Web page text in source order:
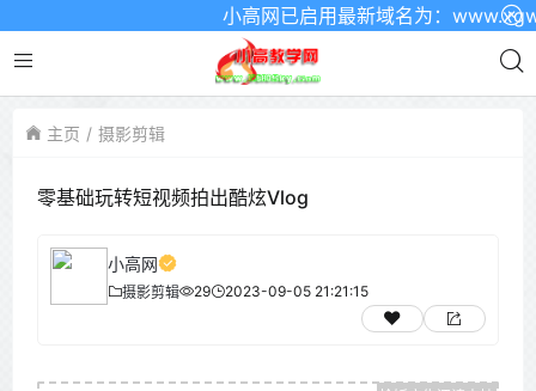
小高网已启用最新域名为：
主页 摄影剪辑
零基础玩转短视频拍出酷炫Vlog
小高网
摄影剪辑 29 2023-09-05 21:21:15